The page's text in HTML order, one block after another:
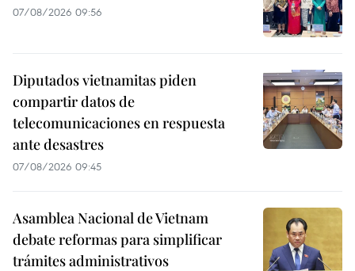
07/08/2026 09:56
Diputados vietnamitas piden
compartir datos de
telecomunicaciones en respuesta
ante desastres
07/08/2026 09:45
Asamblea Nacional de Vietnam
debate reformas para simplificar
trámites administrativos